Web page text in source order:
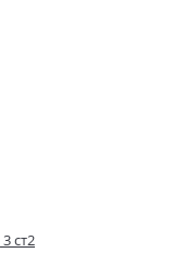
ст2